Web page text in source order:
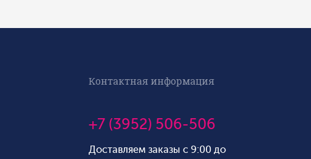
Контактная информация
+7 (3952) 506-506
Доставляем заказы с 9:00 до